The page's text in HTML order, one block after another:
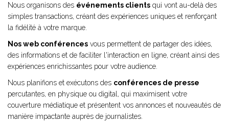
Nous organisons des événements clients qui vont au-delà des
simples transactions, créant des expériences uniques et renforçant
la fidélité à votre marque.
Nos web conférences vous permettent de partager des idées,
des informations et de faciliter l'interaction en ligne, créant ainsi des
expériences enrichissantes pour votre audience.
Nous planifions et exécutons des conférences de presse
percutantes, en physique ou digital, qui maximisent votre
couverture médiatique et présentent vos annonces et nouveautés de
manière impactante auprès de journalistes.